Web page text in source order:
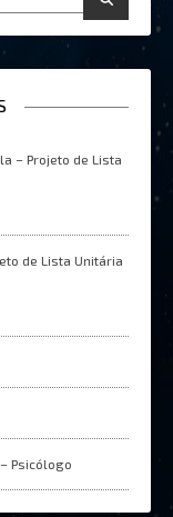
– Projeto de Lista
de Lista Unitária
Psicólogo